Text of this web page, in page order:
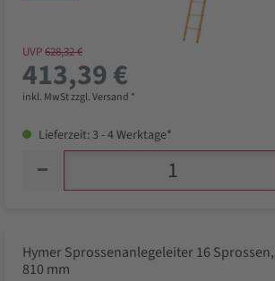
UVP628,32 €
413,39 €
inkl. MwSt zzgl. Versand *
Lieferzeit: 3 - 4 Werktage*
Hymer Sprossenanlegeleiter 16
810 mm